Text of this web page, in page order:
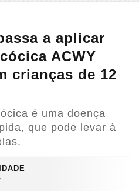
a aplicar
ACWY
crianças de 12
é uma doença
que pode levar à